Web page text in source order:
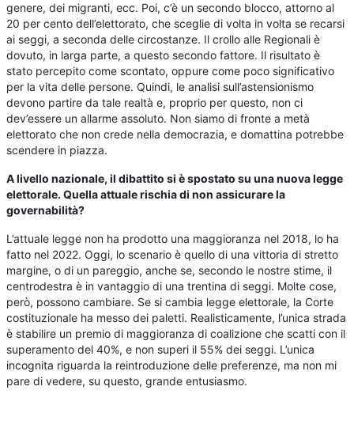
genere, dei migranti, ecc. Poi, c’è un secondo blocco, attorno al
20 per cento dell’elettorato, che sceglie di volta in volta se recarsi
ai seggi, a seconda delle circostanze. Il crollo alle Regionali è
dovuto, in larga parte, a questo secondo fattore. Il risultato è
stato percepito come scontato, oppure come poco significativo
per la vita delle persone. Quindi, le analisi sull’astensionismo
devono partire da tale realtà e, proprio per questo, non ci
dev’essere un allarme assoluto. Non siamo di fronte a metà
elettorato che non crede nella democrazia, e domattina potrebbe
scendere in piazza.
A livello nazionale, il dibattito si è spostato su una nuova legge
elettorale. Quella attuale rischia di non assicurare la
governabilità?
L’attuale legge non ha prodotto una maggioranza nel 2018, lo ha
fatto nel 2022. Oggi, lo scenario è quello di una vittoria di stretto
margine, o di un pareggio, anche se, secondo le nostre stime, il
centrodestra è in vantaggio di una trentina di seggi. Molte cose,
però, possono cambiare. Se si cambia legge elettorale, la Corte
costituzionale ha messo dei paletti. Realisticamente, l’unica strada
è stabilire un premio di maggioranza di coalizione che scatti con il
superamento del 40%, e non superi il 55% dei seggi. L’unica
incognita riguarda la reintroduzione delle preferenze, ma non mi
pare di vedere, su questo, grande entusiasmo.